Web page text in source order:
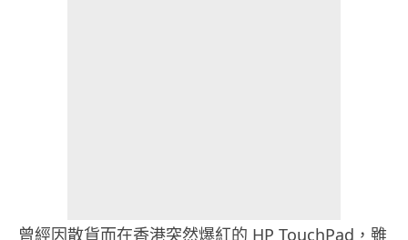
曾經因散貨而在香港突然爆紅的 HP TouchPad，雖